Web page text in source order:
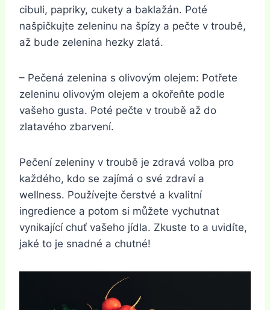
cibuli, papriky, cukety a baklažán. Poté
našpičkujte zeleninu na špízy a pečte v troubě,
až bude zelenina hezky zlatá.
– Pečená zelenina s olivovým olejem: Potřete
zeleninu olivovým olejem a okořeňte podle
vašeho gusta. Poté pečte v troubě až do
zlatavého zbarvení.
Pečení zeleniny v troubě je zdravá volba pro
každého, kdo se zajímá o své zdraví a
wellness. Používejte čerstvé a kvalitní
ingredience a potom si můžete vychutnat
vynikající chuť vašeho jídla. Zkuste to a uvidíte,
jaké to je snadné a chutné!